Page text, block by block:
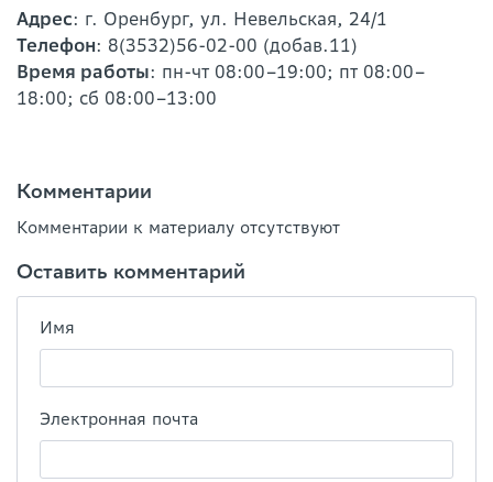
Адрес: г. Оренбург, ул. Невельская, 24/1
Телефон: 8(3532)56-02-00 (добав.11)
Время работы: пн-чт 08:00–19:00; пт 08:00–
18:00; сб 08:00–13:00
Комментарии
Комментарии к материалу отсутствуют
Оставить комментарий
Имя
Электронная почта